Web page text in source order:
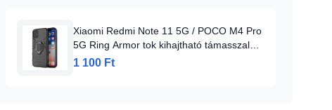
Xiaomi Redmi Note 11 5G / POCO M4 Pro
5G Ring Armor tok kihajtható támasszal
fekete
1 100 Ft